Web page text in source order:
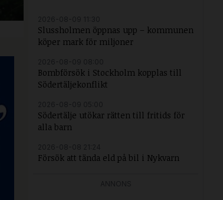
Slussholmen öppnas upp – kommunen
köper mark för miljoner
Bombförsök i Stockholm kopplas till
Södertäljekonflikt
Södertälje utökar rätten till fritids för
alla barn
Försök att tända eld på bil i Nykvarn